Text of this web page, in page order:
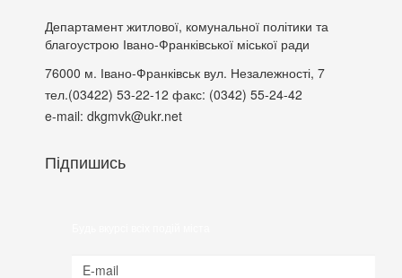
Департамент житлової, комунальної політики та
благоустрою Івано-Франківської міської ради
76000 м. Івано-Франківськ вул. Незалежності, 7
тел.(03422) 53-22-12 факс: (0342) 55-24-42
e-mail: dkgmvk@ukr.net
Підпишись